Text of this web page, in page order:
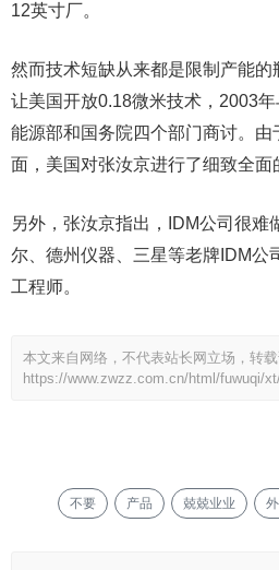
12英寸厂。
然而技术短缺从来都是限制产能的
让美国开放0.18微米技术，2003年
能源部和国务院四个部门商讨。
面，美国对张汝京进行了细致全面
另外，张汝京指出，IDM公司很难
尔、德州仪器、三星等老牌IDM公
工程师。
本文来自网络，不代表站长网立场，转载
https://www.zwzz.com.cn/html/fuwuqi/
不要 产品 兢兢业业